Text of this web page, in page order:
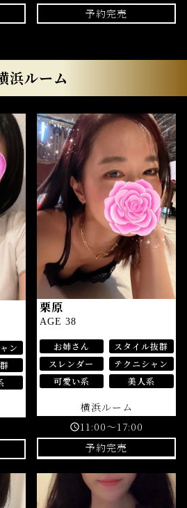
予約完売
浜ルーム
ン
栗原
AGE 38
お姉さん
スタイル抜群
スレンダー
テクニシャン
可愛い系
美人系
横浜ルーム
schedule11:00～17:00
予約完売